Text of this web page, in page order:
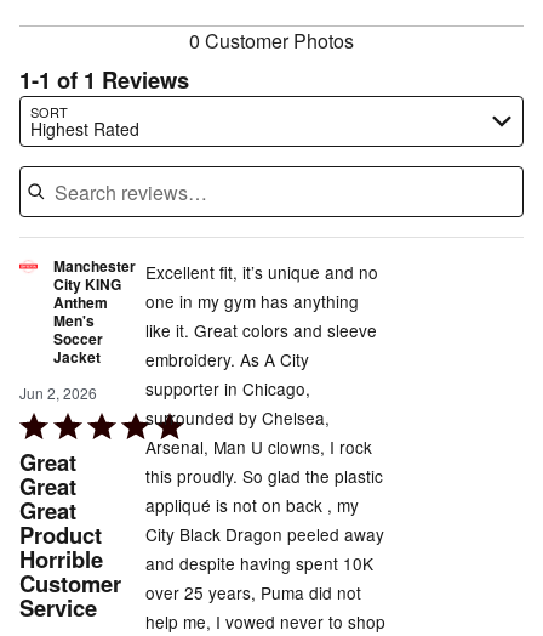
0 Customer Photos
1-1 of 1 Reviews
SORT
Highest Rated
Search reviews…
Manchester
City KING
Anthem
Men's
Soccer
Jacket
Jun 2, 2026
Rated
5
out
of
5
Great
Great
Great
Product
Horrible
Customer
Service
Excellent fit, it’s unique and no
one in my gym has anything
like it. Great colors and sleeve
embroidery. As A City
supporter in Chicago,
surrounded by Chelsea,
Arsenal, Man U clowns, I rock
this proudly. So glad the plastic
appliqué is not on back , my
City Black Dragon peeled away
and despite having spent 10K
over 25 years, Puma did not
help me, I vowed never to shop